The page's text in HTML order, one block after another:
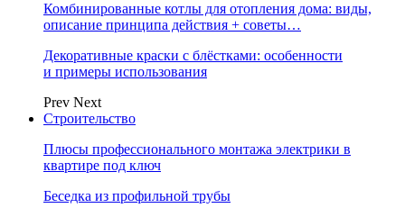
Комбинированные котлы для отопления дома: виды,
описание принципа действия + советы…
Декоративные краски с блёстками: особенности
и примеры использования
Prev Next
Строительство
Плюсы профессионального монтажа электрики в
квартире под ключ
Беседка из профильной трубы